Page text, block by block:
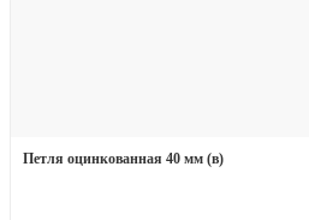
Петля оцинкованная 40 мм (в)